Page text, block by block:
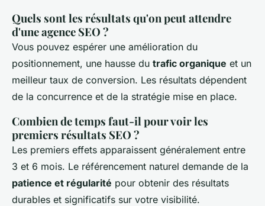
Quels sont les résultats qu'on peut attendre
d'une agence SEO ?
Vous pouvez espérer une amélioration du
positionnement, une hausse du trafic organique et un
meilleur taux de conversion. Les résultats dépendent
de la concurrence et de la stratégie mise en place.
Combien de temps faut-il pour voir les
premiers résultats SEO ?
Les premiers effets apparaissent généralement entre
3 et 6 mois. Le référencement naturel demande de la
patience et régularité pour obtenir des résultats
durables et significatifs sur votre visibilité.